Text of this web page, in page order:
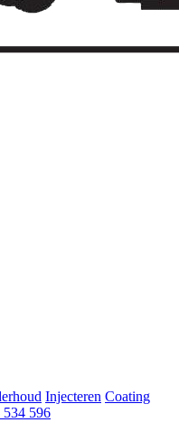
Injecteren Coating
534 596